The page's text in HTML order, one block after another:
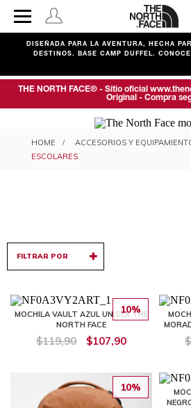
DISEÑADA PARA LA AVENTURA, HECHA
DESTINOS. BASE CAMP DUFFEL.
THE NORTH FACE® - Sitio oficial
Original - Compra
MOCHILAS
ACCESORIOS Y
ESCOLARES
FILTRAR POR
10%
MOCHILA VAULT AZUL UNISEX THE
NORTH FACE
$119,90 $107,90
10%